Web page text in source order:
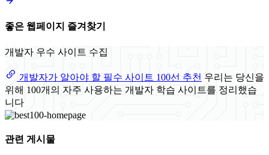
좋은 웹페이지 즐겨찾기
개발자 우수 사이트 수집
개발자가 알아야 할 필수 사이트 100선 추천 우리는 당신을
위해 100개의 자주 사용하는 개발자 학습 사이트를 정리했습
니다
관련 게시물